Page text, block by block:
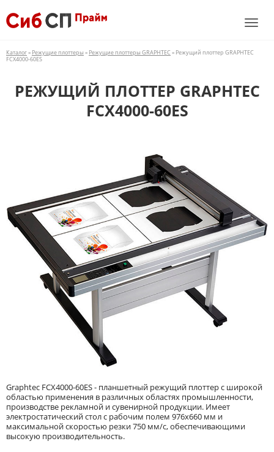
Каталог» Режущие плоттеры » Режущие плоттеры GRAPHTEC » Режущий плоттер GRAPHTEC
FCX4000-60ES
РЕЖУЩИЙ ПЛОТТЕР GRAPHTEC
FCX4000-60ES
Graphtec FCX4000-60ES - планшетный режущий плоттер с широкой
областью применения в различных областях промышленности,
производстве рекламной и сувенирной продукции. Имеет
электростатический стол с рабочим полем 976x660 мм и
максимальной скоростью резки 750 мм/с, обеспечивающими
высокую производительность.